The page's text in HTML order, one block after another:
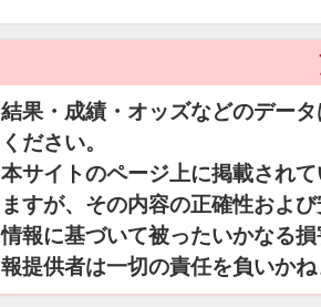
結果・成績・オッズなどのデー
ください。
本サイトのページ上に掲載され
ますが、その内容の正確性およ
情報に基づいて被ったいかなる
報提供者は一切の責任を負いかね